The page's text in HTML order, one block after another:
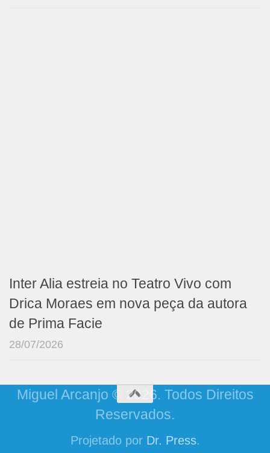
Inter Alia estreia no Teatro Vivo com
Drica Moraes em nova peça da autora
de Prima Facie
28/07/2026
Miguel Arcanjo © 2026. Todos Direitos
Reservados.
Projetado por Dr. Press.